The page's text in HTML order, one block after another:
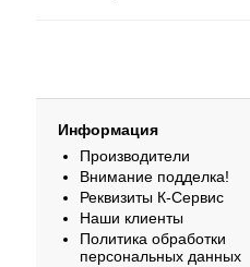
Информация
Производители
Внимание подделка!
Реквизиты К-Сервис
Наши клиенты
Политика обработки
персональных данных